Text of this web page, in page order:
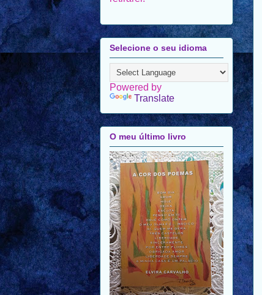
Selecione o seu idioma
Powered by
Translate
O meu último livro